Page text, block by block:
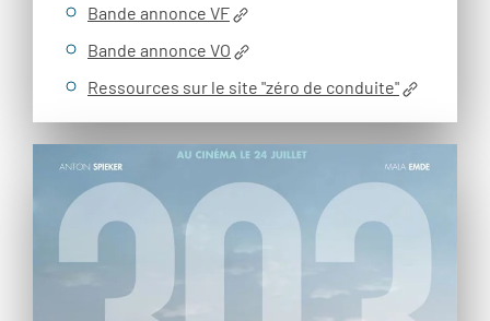
Bande annonce VF
Bande annonce VO
Ressources sur le site "zéro de conduite"